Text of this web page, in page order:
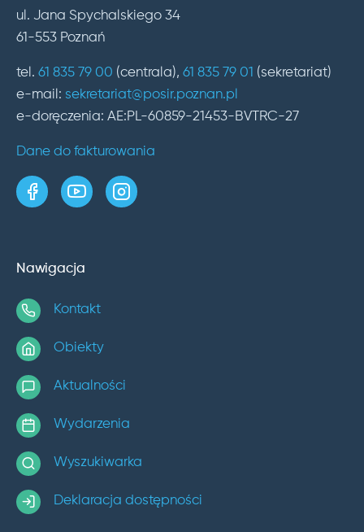
ul. Jana Spychalskiego 34
61-553 Poznań
tel. 61 835 79 00 (centrala), 61 835 79 01 (sekretariat)
e-mail: sekretariat@posir.poznan.pl
e-doręczenia: AE:PL-60859-21453-BVTRC-27
Dane do fakturowania
strona w serwisie Facebook
kanał w serwisie YouTube
profil w serwisie Instagram
Nawigacja
Kontakt
Obiekty
Aktualności
Wydarzenia
Wyszukiwarka
Deklaracja dostępności